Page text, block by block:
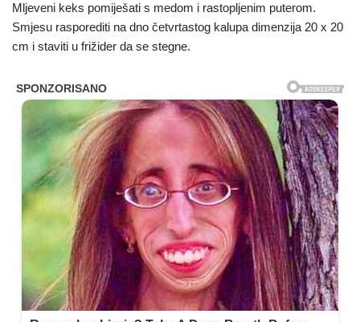
Mljeveni keks pomiješati s medom i rastopljenim puterom.
Smjesu rasporediti na dno četvrtastog kalupa dimenzija 20 x 20
cm i staviti u frižider da se stegne.